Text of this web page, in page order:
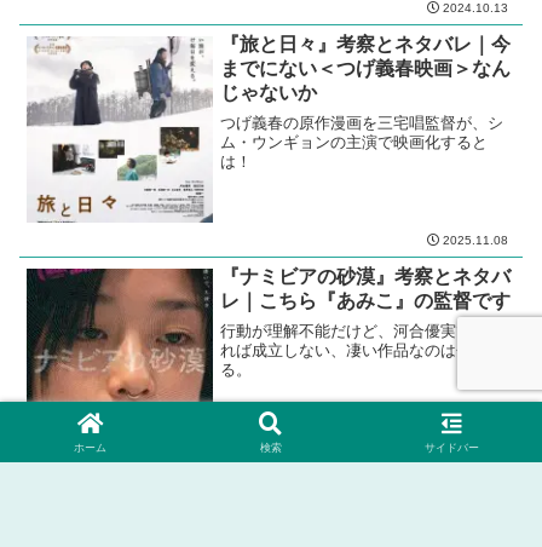
2024.10.13
『旅と日々』考察とネタバレ｜今
までにない＜つげ義春映画＞なん
じゃないか
つげ義春の原作漫画を三宅唱監督が、シ
ム・ウンギョンの主演で映画化すると
は！
2025.11.08
『ナミビアの砂漠』考察とネタバ
レ｜こちら『あみこ』の監督です
行動が理解不能だけど、河合優実でなけ
れば成立しない、凄い作品なのは分か
る。
ホーム 検索 サイドバー